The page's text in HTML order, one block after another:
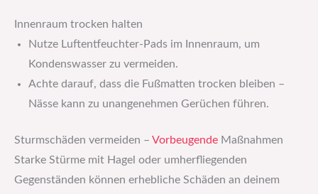
Innenraum trocken halten
Nutze Luftentfeuchter-Pads im Innenraum, um
Kondenswasser zu vermeiden.
Achte darauf, dass die Fußmatten trocken bleiben –
Nässe kann zu unangenehmen Gerüchen führen.
Sturmschäden vermeiden – Vorbeugende Maßnahmen
Starke Stürme mit Hagel oder umherfliegenden
Gegenständen können erhebliche Schäden an deinem